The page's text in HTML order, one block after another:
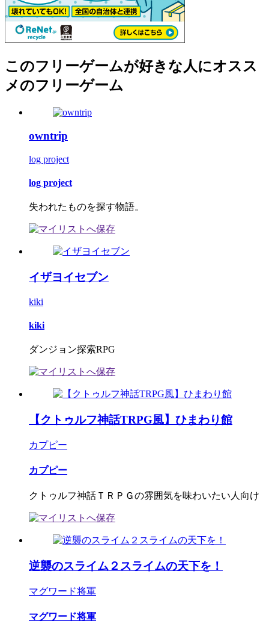
このフリーゲームが好きな人にオスス
メのフリーゲーム
owntrip
log project
log project
失われたものを探す物語。
イザヨイセブン
kiki
kiki
ダンジョン探索RPG
【クトゥルフ神話TRPG風】ひまわり館
カプピー
カプピー
クトゥルフ神話ＴＲＰＧの雰囲気を味わいたい人向け
逆襲のスライム２スライムの天下を！
マグワード将軍
マグワード将軍